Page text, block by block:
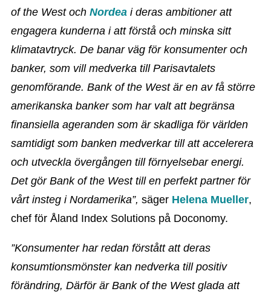
of the West och Nordea i deras ambitioner att
engagera kunderna i att förstå och minska sitt
klimatavtryck. De banar väg för konsumenter och
banker, som vill medverka till Parisavtalets
genomförande. Bank of the West är en av få större
amerikanska banker som har valt att begränsa
finansiella ageranden som är skadliga för världen
samtidigt som banken medverkar till att accelerera
och utveckla övergången till förnyelsebar energi.
Det gör Bank of the West till en perfekt partner för
vårt insteg i Nordamerika”, säger Helena Mueller,
chef för Åland Index Solutions på Doconomy.
”Konsumenter har redan förstått att deras
konsumtionsmönster kan nedverka till positiv
förändring, Därför är Bank of the West glada att